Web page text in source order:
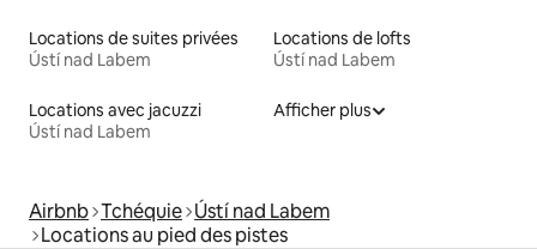
Locations de suites privées
Ústí nad Labem
Locations de lofts
Ústí nad Labem
Locations avec jacuzzi
Ústí nad Labem
Afficher plus
Airbnb Tchéquie Ústí nad Labem
Locations au pied des pistes